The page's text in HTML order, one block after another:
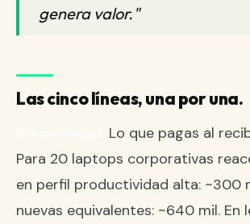
genera valor."
Las cinco líneas, una por una.
Lo que pagas al
Para 20 laptops corporativas
en perfil productividad alta: ~300
nuevas equivalentes: ~640 mil. En